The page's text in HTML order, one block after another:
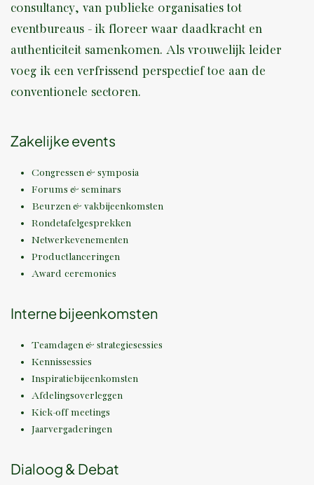
consultancy, van publieke organisaties tot
eventbureaus - ik floreer waar daadkracht en
authenticiteit samenkomen. Als vrouwelijk leider
voeg ik een verfrissend perspectief toe aan de
conventionele sectoren.
Zakelijke events
Congressen & symposia
Forums & seminars
Beurzen & vakbijeenkomsten
Rondetafelgesprekken
Netwerkevenementen
Productlanceringen
Award ceremonies
Interne bijeenkomsten
Teamdagen & strategiesessies
Kennissessies
Inspiratiebijeenkomsten
Afdelingsoverleggen
Kick-off meetings
Jaarvergaderingen
Dialoog & Debat